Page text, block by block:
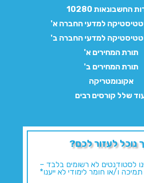
החשבונאות 10280
למדעי החברה א'
למדעי החברה ב'
תורת המחירים א'
תורת המחירים ב'
אקונומטריקה
שלל קורסים רבים
נוכל לעזור לכם?
לסטודנטים לא רשומים בלבד –
ו/או חומר לימודי לא ייענו*